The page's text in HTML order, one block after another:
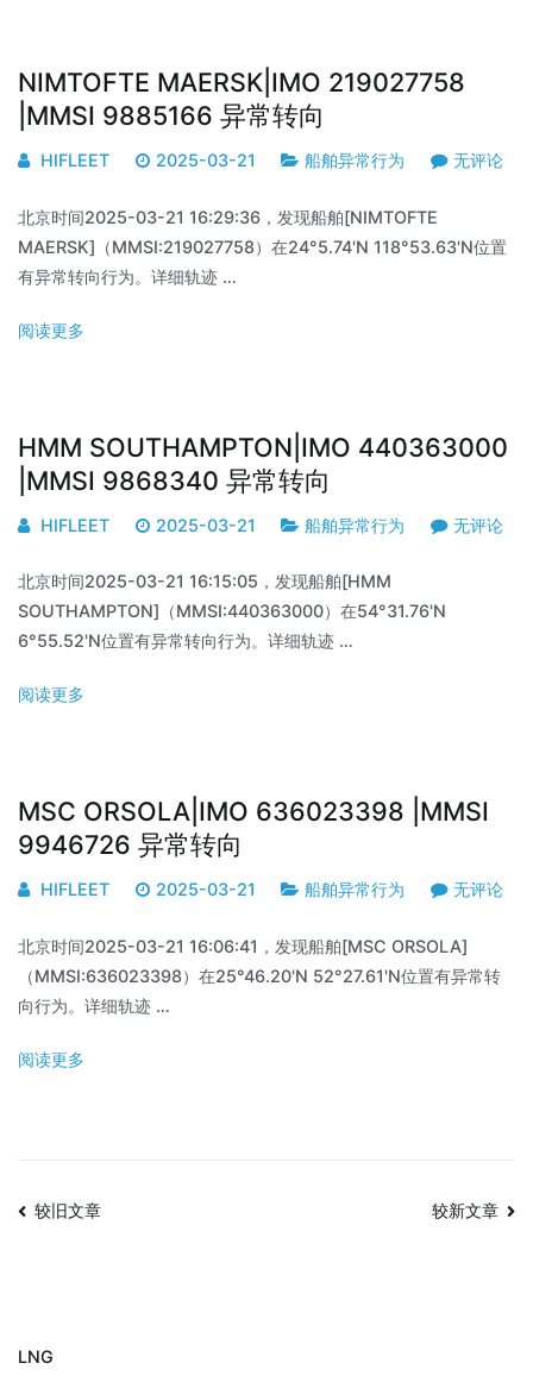
NIMTOFTE MAERSK|IMO 219027758
|MMSI 9885166 异常转向
HIFLEET 2025-03-21 船舶异常行为 无评论
北京时间2025-03-21 16:29:36，发现船舶[NIMTOFTE
MAERSK]（MMSI:219027758）在24°5.74'N 118°53.63'N位置
有异常转向行为。详细轨迹 …
阅读更多
HMM SOUTHAMPTON|IMO 440363000
|MMSI 9868340 异常转向
HIFLEET 2025-03-21 船舶异常行为 无评论
北京时间2025-03-21 16:15:05，发现船舶[HMM
SOUTHAMPTON]（MMSI:440363000）在54°31.76'N
6°55.52'N位置有异常转向行为。详细轨迹 …
阅读更多
MSC ORSOLA|IMO 636023398 |MMSI
9946726 异常转向
HIFLEET 2025-03-21 船舶异常行为 无评论
北京时间2025-03-21 16:06:41，发现船舶[MSC ORSOLA]
（MMSI:636023398）在25°46.20'N 52°27.61'N位置有异常转
向行为。详细轨迹 …
阅读更多
较旧文章 较新文章
LNG